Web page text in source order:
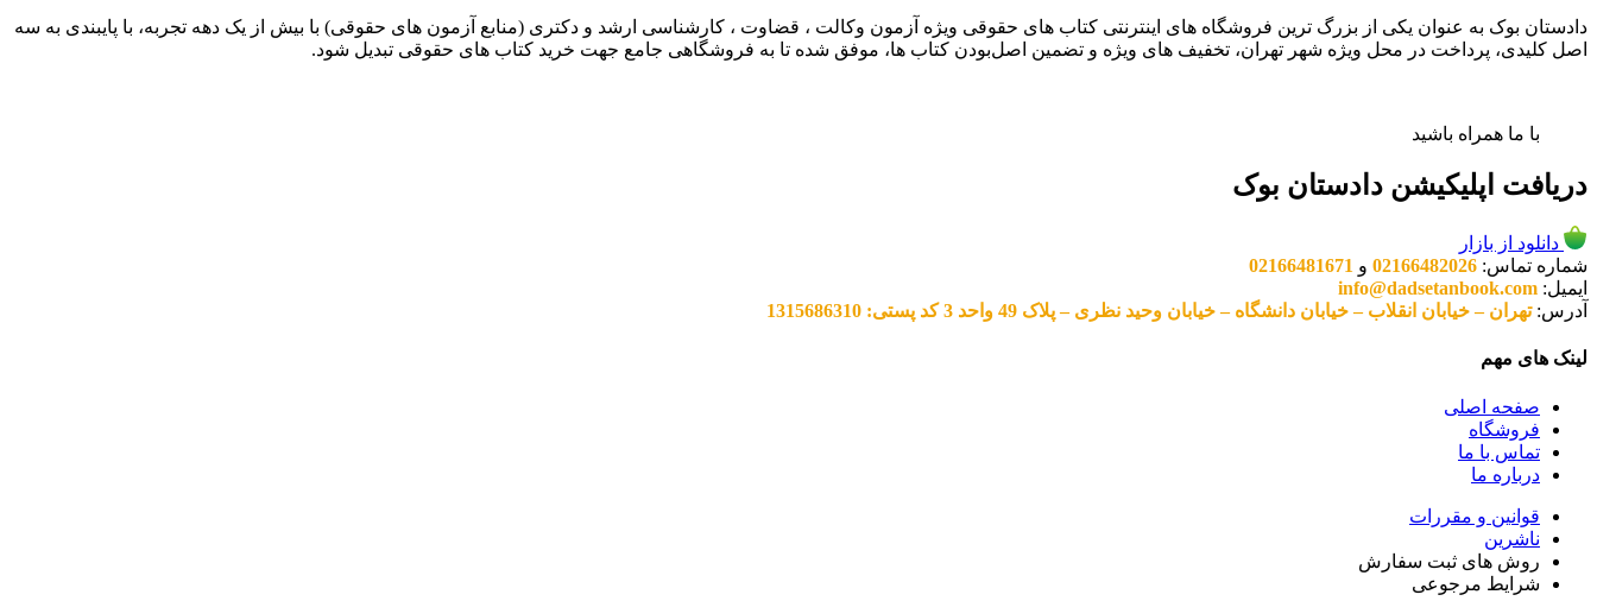
دادستان بوک به عنوان یکی از بزرگ ترین فروشگاه های اینترنتی کتاب های حقوقی ویژه آزمون وکالت ، قضاوت ، کارشناسی ارشد و دکتری (منابع آزمون های حقوقی) با بیش از یک دهه تجربه، با پایبندی به سه
اصل کلیدی، پرداخت در محل ویژه شهر تهران، تخفیف های ویژه و تضمین اصل‌بودن کتاب ها، موفق شده تا به فروشگاهی جامع جهت خرید کتاب های حقوقی تبدیل شود.
با ما همراه باشید
دریافت اپلیکیشن دادستان بوک
دانلود از بازار
شماره تماس: 02166482026 و 02166481671
ایمیل: info@dadsetanbook.com
آدرس:تهران – خیابان انقلاب – خیابان دانشگاه – خیابان وحید نظری – پلاک 49 واحد 3 کد پستی: 1315686310
لینک های مهم
صفحه اصلی
فروشگاه
تماس با ما
درباره ما
قوانین و مقررات
ناشرین
روش های ثبت سفارش
شرایط مرجوعی